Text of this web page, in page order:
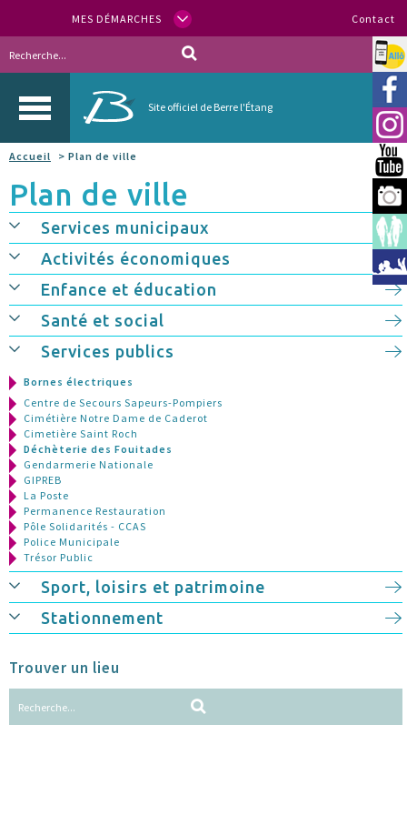
MES DÉMARCHES Contact
Site officiel de Berre l'Étang
Allo
Accueil > Plan de ville
Plan de ville
Services municipaux
Activités économiques
Enfance et éducation
Santé et social
Services publics
Bornes électriques
Centre de Secours Sapeurs-Pompiers
Cimétière Notre Dame de Caderot
Cimetière Saint Roch
Déchèterie des Fouitades
Gendarmerie Nationale
GIPREB
La Poste
Permanence Restauration
Pôle Solidarités - CCAS
Police Municipale
Trésor Public
Sport, loisirs et patrimoine
Stationnement
Trouver un lieu